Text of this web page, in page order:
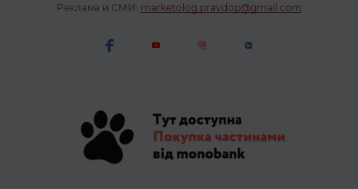
Реклама и СМИ: marketolog.pravdop@gmail.com